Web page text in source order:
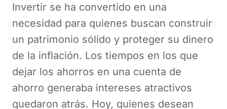
Invertir se ha convertido en una
necesidad para quienes buscan construir
un patrimonio sólido y proteger su dinero
de la inflación. Los tiempos en los que
dejar los ahorros en una cuenta de
ahorro generaba intereses atractivos
quedaron atrás. Hoy, quienes desean